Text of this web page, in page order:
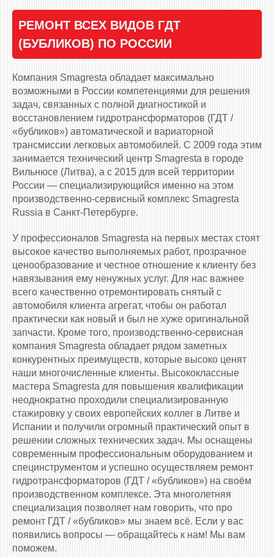
РЕМОНТ ВСЕХ ВИДОВ ГДТ
(БУБЛИКОВ) ПО РОССИИ
Компания Smagresta обладает максимально
возможными в России компетенциями для решения
задач, связанных с полной диагностикой и
восстановлением гидротрансформаторов (ГДТ /
«бубликов») автоматической и вариаторной
трансмиссии легковых автомобилей. С 2009 года этим
занимается технический центр Smagresta в городе
Вильнюсе (Литва), а с 2015 для всей территории
России — специализирующийся именно на этом
производственно-сервисный комплекс Smagresta
Russia в Санкт-Петербурге.
У профессионалов Smagresta на первых местах стоят
высокое качество выполняемых работ, прозрачное
ценообразование и честное отношение к клиенту без
навязывания ему ненужных услуг. Для нас важнее
всего качественно отремонтировать снятый с
автомобиля клиента агрегат, чтобы он работал
практически как новый и был не хуже оригинальной
запчасти. Кроме того, производственно-сервисная
компания Smagresta обладает рядом заметных
конкурентных преимуществ, которые высоко ценят
наши многочисленные клиенты. Высококлассные
мастера Smagresta для повышения квалификации
неоднократно проходили специализированную
стажировку у своих европейских коллег в Литве и
Испании и получили огромный практический опыт в
решении сложных технических задач. Мы оснащены
современным профессиональным оборудованием и
специнструментом и успешно осуществляем ремонт
гидротрансформаторов (ГДТ / «бубликов») на своём
производственном комплексе. Эта многолетняя
специализация позволяет нам говорить, что про
ремонт ГДТ / «бубликов» мы знаем всё. Если у вас
появились вопросы — обращайтесь к нам! Мы вам
поможем.